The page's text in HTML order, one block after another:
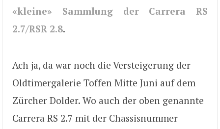
«kleine» Sammlung der Carrera RS
2.7/RSR 2.8.
Ach ja, da war noch die Versteigerung der
Oldtimergalerie Toffen Mitte Juni auf dem
Zürcher Dolder. Wo auch der oben genannte
Carrera RS 2.7 mit der Chassisnummer